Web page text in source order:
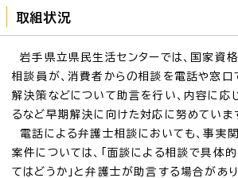
取組状況
岩手県立県民生活センターでは、国家資
相談員が、消費者からの相談を電話や窓口
解決策などについて助言を行い、内容に応
るなど早期解決に向けた対応に努めていま
電話による弁護士相談においても、事実
案件については、「面談による相談で具体
てはどうか」と弁護士が助言する場合があ